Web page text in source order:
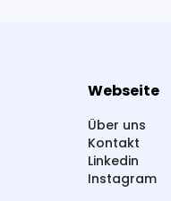
Webseite
Über uns
Kontakt
Linkedin
Instagram